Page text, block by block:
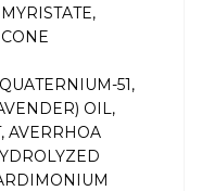
51,
OIL,
AVERRHOA